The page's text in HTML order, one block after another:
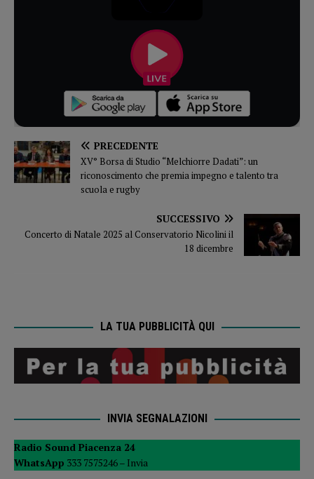
PRECEDENTE
XV° Borsa di Studio “Melchiorre Dadati”: un
riconoscimento che premia impegno e talento tra
scuola e rugby
SUCCESSIVO
Concerto di Natale 2025 al Conservatorio Nicolini il
18 dicembre
LA TUA PUBBLICITÀ QUI
INVIA SEGNALAZIONI
Radio Sound Piacenza 24
WhatsApp 333 7575246 – Invia